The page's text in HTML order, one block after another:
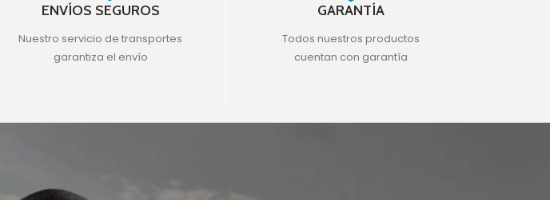
ENVÍOS SEGUROS
Nuestro servicio de transportes
garantiza el envío
GARANTÍA
Todos nuestros productos
cuentan con garantía